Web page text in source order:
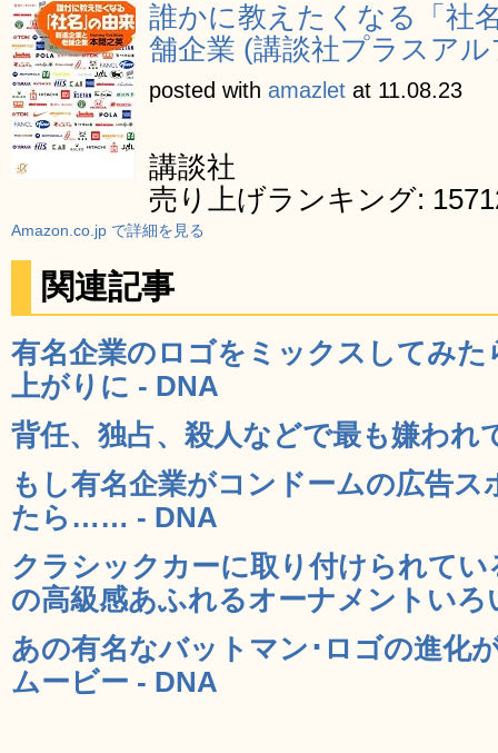
誰かに教えたくなる「社
舗企業 (講談社プラスア
posted with amazlet at 11.08.23
講談社
売り上げランキング:
Amazon.co.jp で詳細を見る
関連記事
有名企業のロゴをミックスしてみ
上がりに - DNA
背任、独占、殺人などで最も嫌われ
もし有名企業がコンドームの広告
たら…… - DNA
クラシックカーに取り付けられて
の高級感あふれるオーナメントいろ
あの有名なバットマン･ロゴの進化
ムービー - DNA